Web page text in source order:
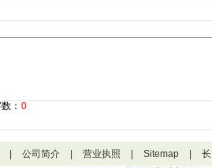
： 0
公司简介 营业执照 Sitemap